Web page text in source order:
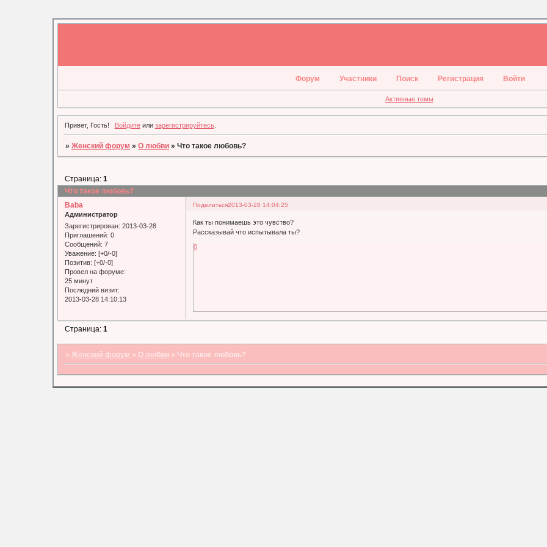
Форум Участники Поиск Регистрация Войти
Активные темы
Привет, Гость! Войдитеили зарегистрируйтесь.
»Женский форум »О любви »Что такое любовь?
Что такое любовь?
Страница:1
Поделиться2013-03-28 14:04:25
Baba
Администратор
Зарегистрирован: 2013-03-28
Приглашений: 0
Сообщений: 7
Уважение: [+0/-0]
Позитив: [+0/-0]
Провел на форуме:
25 минут
Последний визит:
2013-03-28 14:10:13
Как ты понимаешь это чувство?
Рассказывай что испытывала ты?
0
Страница:1
» Женский форум » О любви » Что такое любовь?